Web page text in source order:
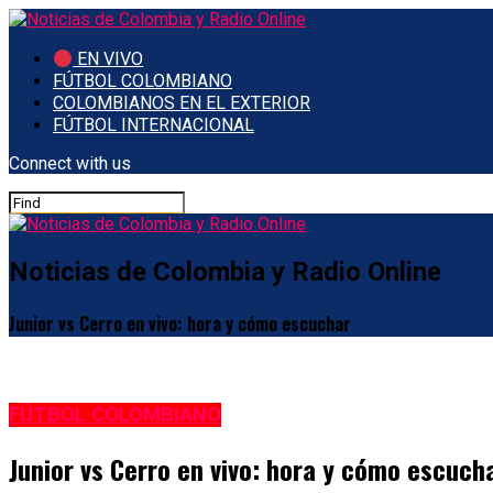
EN VIVO
FÚTBOL COLOMBIANO
COLOMBIANOS EN EL EXTERIOR
FÚTBOL INTERNACIONAL
Connect with us
Noticias de Colombia y Radio Online
Junior vs Cerro en vivo: hora y cómo escuchar
FÚTBOL COLOMBIANO
Junior vs Cerro en vivo: hora y cómo